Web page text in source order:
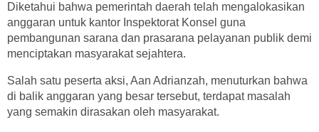
Diketahui bahwa pemerintah daerah telah mengalokasikan
anggaran untuk kantor Inspektorat Konsel guna
pembangunan sarana dan prasarana pelayanan publik demi
menciptakan masyarakat sejahtera.
Salah satu peserta aksi, Aan Adrianzah, menuturkan bahwa
di balik anggaran yang besar tersebut, terdapat masalah
yang semakin dirasakan oleh masyarakat.